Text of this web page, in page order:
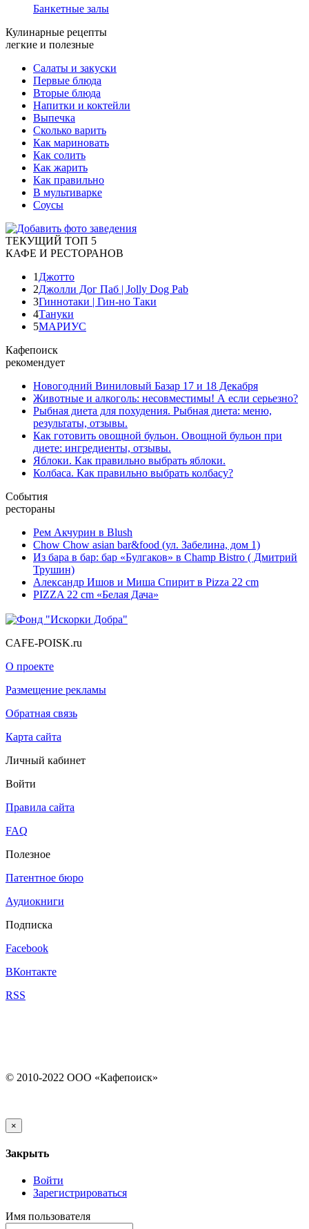
Банкетные залы
Кулинарные рецепты
легкие и полезные
Салаты и закуски
Первые блюда
Вторые блюда
Напитки и коктейли
Выпечка
Сколько варить
Как мариновать
Как солить
Как жарить
Как правильно
В мультиварке
Соусы
ТЕКУЩИЙ ТОП 5
КАФЕ И РЕСТОРАНОВ
1Джотто
2Джолли Дог Паб | Jolly Dog Pab
3Гиннотаки | Гин-но Таки
4Тануки
5МАРИУС
Кафепоиск
рекомендует
Новогодний Виниловый Базар 17 и 18 Декабря
Животные и алкоголь: несовместимы! А если серьезно?
Рыбная диета для похудения. Рыбная диета: меню,
результаты, отзывы.
Как готовить овощной бульон. Овощной бульон при
диете: ингредиенты, отзывы.
Яблоки. Как правильно выбрать яблоки.
Колбаса. Как правильно выбрать колбасу?
События
рестораны
Рем Акчурин в Blush
Chow Chow asian bar&food (ул. Забелина, дом 1)
Из бара в бар: бар «Булгаков» в Champ Bistro ( Дмитрий
Трушин)
Александр Ишов и Миша Спирит в Pizza 22 cm
PIZZA 22 cm «Белая Дача»
CAFE-POISK.ru
О проекте
Размещение рекламы
Обратная связь
Карта сайта
Личный кабинет
Войти
Правила сайта
FAQ
Полезное
Патентное бюро
Аудиокниги
Подписка
Facebook
ВКонтакте
RSS
© 2010-2022 ООО «Кафепоиск»
×
Закрыть
Войти
Зарегистрироваться
Имя пользователя